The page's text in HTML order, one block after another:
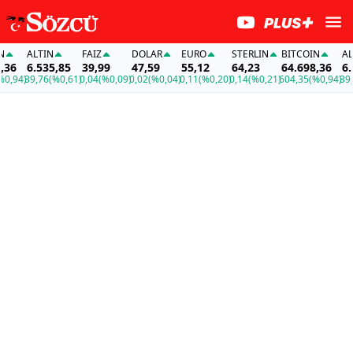
ALTIN
6.535,85
39,76(%0,61)
FAİZ
39,99
0,04(%0,09)
DOLAR
47,59
0,02(%0,04)
EURO
55,12
0,11(%0,20)
STERLIN
64,23
0,14(%0,21)
BITCOIN
64.698,36
604,35(%0,94)39,76